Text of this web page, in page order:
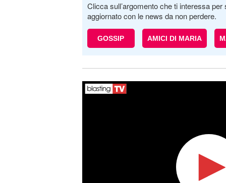
Clicca sull’argomento che ti interessa
aggiornato con le news da non perdere.
GOSSIP AMICI DI MARIA